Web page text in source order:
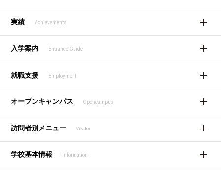
実績 Achievements
入学案内 Entrance Guide
就職支援 Employment
オープンキャンパス Opencampus
訪問者別メニュー Visitor
学校基本情報 Information